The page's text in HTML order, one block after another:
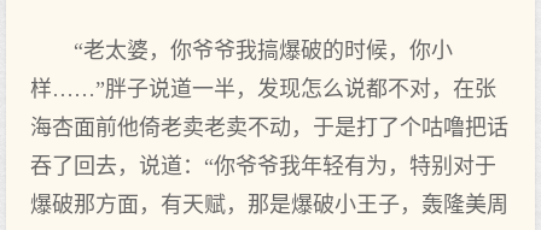
“老太婆，你爷爷我搞爆破的时候，你小
样……”胖子说道一半，发现怎么说都不对，在张
海杏面前他倚老卖老卖不动，于是打了个咕噜把话
吞了回去，说道：“你爷爷我年轻有为，特别对于
爆破那方面，有天赋，那是爆破小王子，轰隆美周